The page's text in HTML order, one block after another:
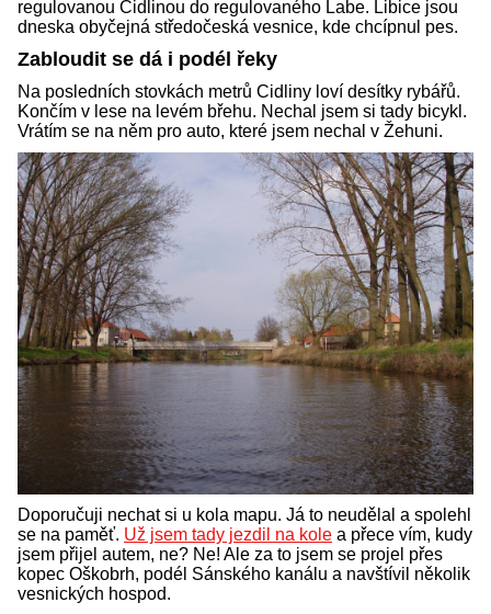
regulovanou Cidlinou do regulovaného Labe. Libice jsou
dneska obyčejná středočeská vesnice, kde chcípnul pes.
Zabloudit se dá i podél řeky
Na posledních stovkách metrů Cidliny loví desítky rybářů.
Končím v lese na levém břehu. Nechal jsem si tady bicykl.
Vrátím se na něm pro auto, které jsem nechal v Žehuni.
Doporučuji nechat si u kola mapu. Já to neudělal a spolehl
se na paměť. Už jsem tady jezdil na kole a přece vím, kudy
jsem přijel autem, ne? Ne! Ale za to jsem se projel přes
kopec Oškobrh, podél Sánského kanálu a navštívil několik
vesnických hospod.